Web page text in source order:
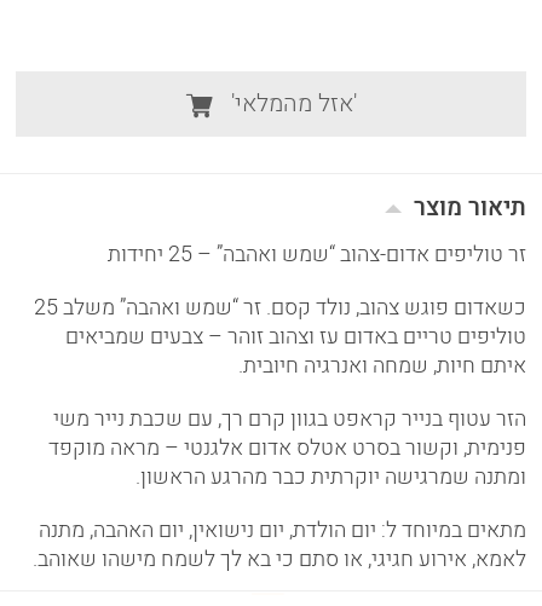
'אזל מהמלאי'
תיאור מוצר
זר טוליפים אדום-צהוב “שמש ואהבה” – 25 יחידות
כשאדום פוגש צהוב, נולד קסם. זר “שמש ואהבה” משלב 25
טוליפים טריים באדום עז וצהוב זוהר – צבעים שמביאים
איתם חיות, שמחה ואנרגיה חיובית.
הזר עטוף בנייר קראפט בגוון קרם רך, עם שכבת נייר משי
פנימית, וקשור בסרט אטלס אדום אלגנטי – מראה מוקפד
ומתנה שמרגישה יוקרתית כבר מהרגע הראשון.
מתאים במיוחד ל: יום הולדת, יום נישואין, יום האהבה, מתנה
לאמא, אירוע חגיגי, או סתם כי בא לך לשמח מישהו שאוהב.